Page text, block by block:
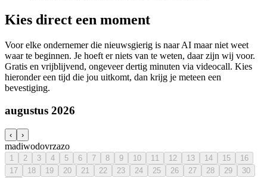
Kies direct een moment
Voor elke ondernemer die nieuwsgierig is naar AI maar niet weet
waar te beginnen. Je hoeft er niets van te weten, daar zijn wij voor.
Gratis en vrijblijvend, ongeveer dertig minuten via videocall. Kies
hieronder een tijd die jou uitkomt, dan krijg je meteen een
bevestiging.
augustus 2026
‹ ›
madiwodovrzazo
1 2 3 4 5 6 7 8 9 10 11 12 13 14 15
16
17
18 19 20 21 22 23 24 25 26 27 28 29
30